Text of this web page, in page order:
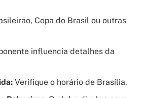
Copa do Brasil ou outras
influencia detalhes da
Verifique o horário de Brasília.